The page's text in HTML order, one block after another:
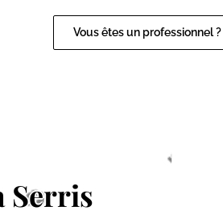
Vous êtes un professionnel ?
Serris